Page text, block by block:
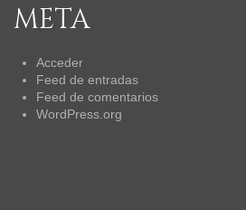
META
Acceder
Feed de entradas
Feed de comentarios
WordPress.org